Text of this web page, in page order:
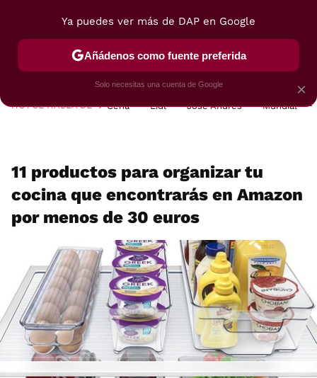
POSTRES VIAJES SELECCIÓN VEGUI
HOY SE HABLA DE Cena Lidl José Andrés Mundial
11 productos para organizar tu
cocina que encontrarás en Amazon
por menos de 30 euros
×
Ya puedes ver más de DAP en Google
Añádenos como fuente preferida
Solo necesitas una cuenta de Google